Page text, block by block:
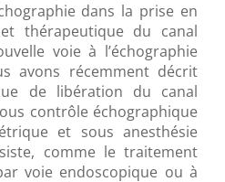
dans la prise en
thérapeutique du canal
voie à l’échographie
avons récemment décrit
de libération du canal
contrôle échographique
et sous anesthésie
comme le traitement
voie endoscopique ou à